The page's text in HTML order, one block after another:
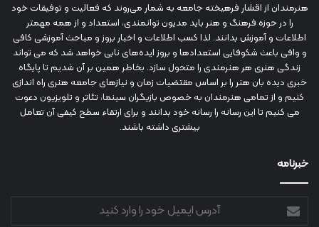
هنرمندان از اقشار فرهیخته جامعه به شمار می‌روند که فعالیت و توفیقات خود
را در حوزه فرهنگ و هنر باید مدیون توانمندی، استعداد و از همه مهمتر
اطلاعات و آموزش بدانند. لذا کسب اطلاعات و اخبار بروز و مباحث آموزشی کافی
و وافی باعث شکوفایی استعدادها و بروز ایده‌های نابی خواهد شد که می تواند
زندگی هنری هر هنرمندی را متحول سازد. بخاطر همین بر آن شدیم تا پایگاه
خبری دیده بان هنر را بر اساس مقتضیات زمان و نیازهای جامعه هنری راه اندازی
کنیم و از تمامی هنرمندان به خصوص بازیگران سینما، تئاتر و تلویزیون دعوت
می کنیم تا این رسانه را رسانه خود بدانند و برای ارتقاء سطح کیفی آن تعامل
بیشتری داشته باشند.
خبرنامه
ایمیل